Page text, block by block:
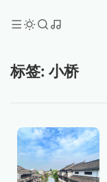
标签: 小桥